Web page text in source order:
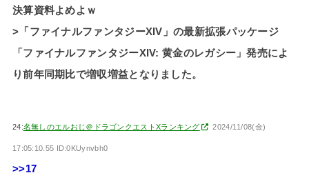
決算資料よめよｗ
>「ファイナルファンタジーXIV」の最新拡張パッケージ
「ファイナルファンタジーXIV: 黄金のレガシー」発売によ
り前年同期比で増収増益となりました。
24:名無しのエルおじ＠ドラゴンクエストXランキング 2024/11/08(金)
17:05:10.55 ID:0KUynvbh0
>>17